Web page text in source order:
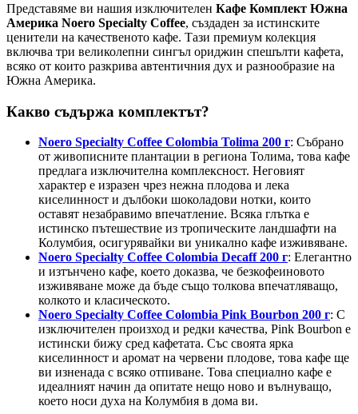
was:
43,05 €
/
84,20 лв..
е:
37,88 €
/
74,09 лв..
Представяме ви нашия изключителен Кафе Комплект Южна
Америка Noero Specialty Coffee, създаден за истинските
ценители на качественото кафе. Тази премиум колекция
включва три великолепни сингъл ориджин спешълти кафета,
всяко от които разкрива автентичния дух и разнообразие на
Южна Америка.
Какво съдържа комплектът?
Noero Specialty Coffee Colombia Tolima 200 г: Събрано
от живописните плантации в региона Толима, това кафе
предлага изключителна комплексност. Неговият
характер е изразен чрез нежна плодова и лека
киселинност и дълбоки шоколадови нотки, които
оставят незабравимо впечатление. Всяка глътка е
истинско пътешествие из тропическите ландшафти на
Колумбия, осигурявайки ви уникално кафе изживяване.
Noero Specialty Coffee Colombia Decaff 200 г: Елегантно
и изтънчено кафе, което доказва, че безкофеиновото
изживяване може да бъде също толкова впечатляващо,
колкото и класическото.
Noero Specialty Coffee Colombia Pink Bourbon 200 г: С
изключителен произход и редки качества, Pink Bourbon е
истински бижу сред кафетата. Със своята ярка
киселинност и аромат на червени плодове, това кафе ще
ви изненада с всяко отпиване. Това специално кафе е
идеалният начин да опитате нещо ново и вълнуващо,
което носи духа на Колумбия в дома ви.